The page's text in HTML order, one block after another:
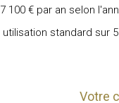
€ par an selon
standard sur
Votre